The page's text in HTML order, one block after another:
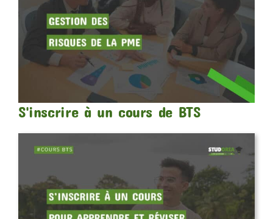
S'inscrire à un cours de BTS